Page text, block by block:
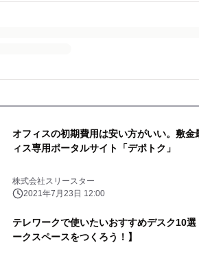
オフィスの初期費用は安い方がいい。敷金
ィス専用ポータルサイト「デポトク」
株式会社スリースター
2021年7月23日 12:00
テレワークで使いたいおすすめデスク10
ークスペースをつくろう！】